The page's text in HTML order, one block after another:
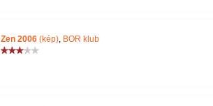
Zen 2006 (kép), BOR klub